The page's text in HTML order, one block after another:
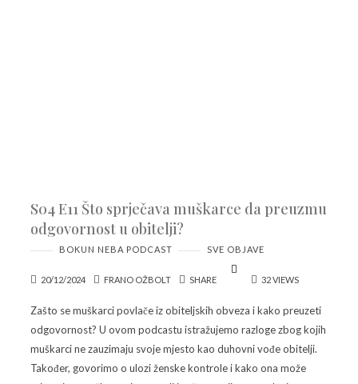
S04 E11 Što sprječava muškarce da preuzmu
odgovornost u obitelji?
BOKUN NEBA PODCAST SVE OBJAVE
20/12/2024 FRANO OŽBOLT SHARE 32 VIEWS
Zašto se muškarci povlače iz obiteljskih obveza i kako preuzeti
odgovornost? U ovom podcastu istražujemo razloge zbog kojih
muškarci ne zauzimaju svoje mjesto kao duhovni vođe obitelji.
Također, govorimo o ulozi ženske kontrole i kako ona može